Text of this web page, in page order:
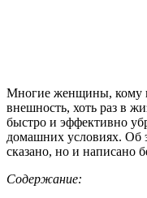
Многие женщины, кому
внешность, хоть раз в
быстро и эффективно
домашних условиях. Об
сказано, но и написано
Содержание: